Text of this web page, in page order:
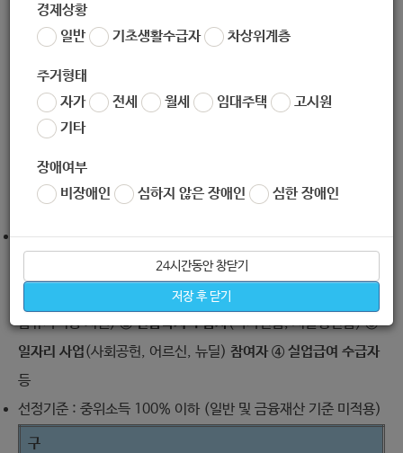
경제상황
일반
기초생활수급자 차상위계층
주거형태
자가
전세 월세 임대주택
고시원
기타
장애여부
비장애인
심하지 않은 장애인 심한 장애인
24시간동안 창닫기
저장 후 닫기
? 사업 개요
지원대상 : 중위소득 100% 이하 6만 가구
① 코로나 19 정부지원 혜택 가구
활지원 사업 대상자, 특별돌봄쿠폰 지원대상자, 생활지원비 및 유
급휴가비용 지원)② 긴급복지 수급자(국가긴급, 서울형긴급)③
일자리 사업(사회공헌, 어르신, 뉴딜) 참여자 ④ 실업급여 수급자
등
선정기준 : 중위소득 100% 이하 (일반 및 금융재산 기준 미적용)
구